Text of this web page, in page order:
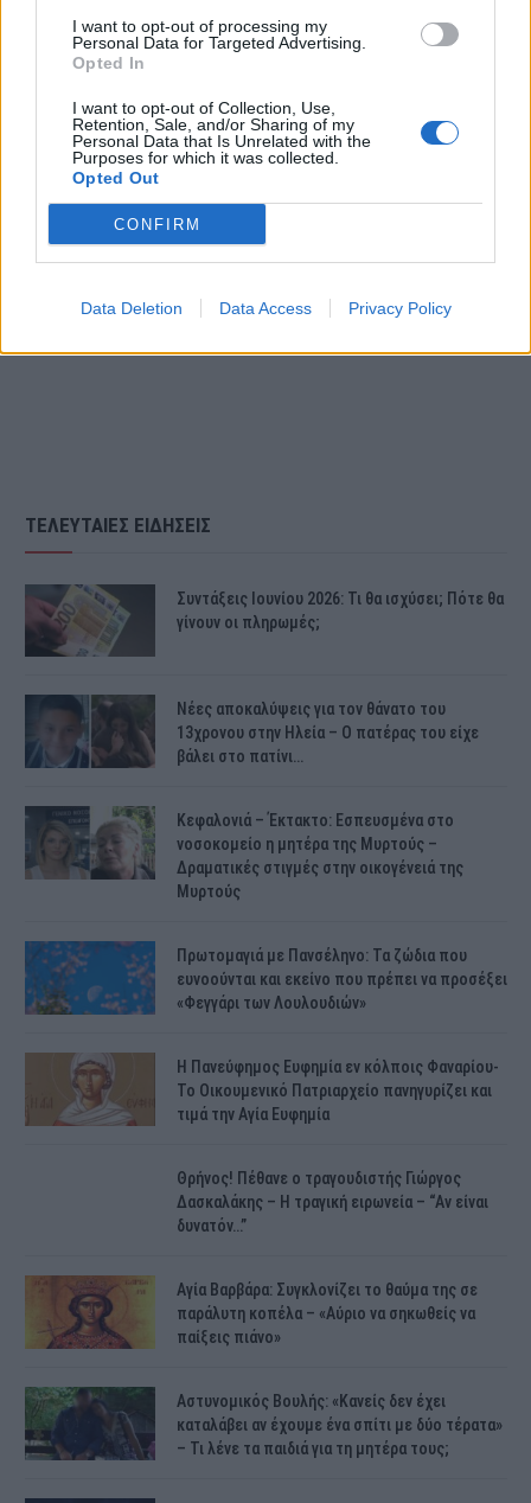
I want to opt-out of processing my
Personal Data for Targeted Advertising.
Opted In
I want to opt-out of Collection, Use,
Retention, Sale, and/or Sharing of my
Personal Data that Is Unrelated with the
Purposes for which it was collected.
Opted Out
CONFIRM
Data Deletion Data Access Privacy Policy
μαγαζιού, καθώς και ο σύζυγός της το
περιστατικό, αυτός έσπευσε αμέσως
στο σημείο, τον τράβηξε από πάνω
της και τον ακινητοποίησε.
Τότε ο κατηγορούμενος άρχισε να
βρίζει και τους δύο και αποχώρησαν
ΤΕΛΕΥΤΑΙΕΣ ΕΙΔΗΣΕΙΣ
Συντάξεις Ιουνίου 2026: Τι θα ισχύσει; Πότε θα
γίνουν οι πληρωμές;
Νέες αποκαλύψεις για τον θάνατο του
13χρονου στην Ηλεία – Ο πατέρας του είχε
βάλει στο πατίνι…
Κεφαλονιά – Έκτακτο: Εσπευσμένα στο
νοσοκομείο η μητέρα της Μυρτούς –
Δραματικές στιγμές στην οικογένειά της
Μυρτούς
Πρωτομαγιά με Πανσέληνο: Τα ζώδια που
ευνοούνται και εκείνο που πρέπει να προσέξει
«Φεγγάρι των Λουλουδιών»
H Πανεύφημος Ευφημία εν κόλποις Φαναρίου-
Το Οικουμενικό Πατριαρχείο πανηγυρίζει και
τιμά την Αγία Ευφημία
Θρήνος! Πέθανε ο τραγουδιστής Γιώργος
Δασκαλάκης – Η τραγική ειρωνεία – “Αν είναι
δυνατόν…”
Αγία Βαρβάρα: Συγκλονίζει το θαύμα της σε
παράλυτη κοπέλα – «Αύριο να σηκωθείς να
παίξεις πιάνο»
Αστυνομικός Bουλής: «Κανείς δεν έχει
καταλάβει αν έχουμε ένα σπίτι με δύο τέρατα»
– Τι λένε τα παιδιά για τη μητέρα τους;